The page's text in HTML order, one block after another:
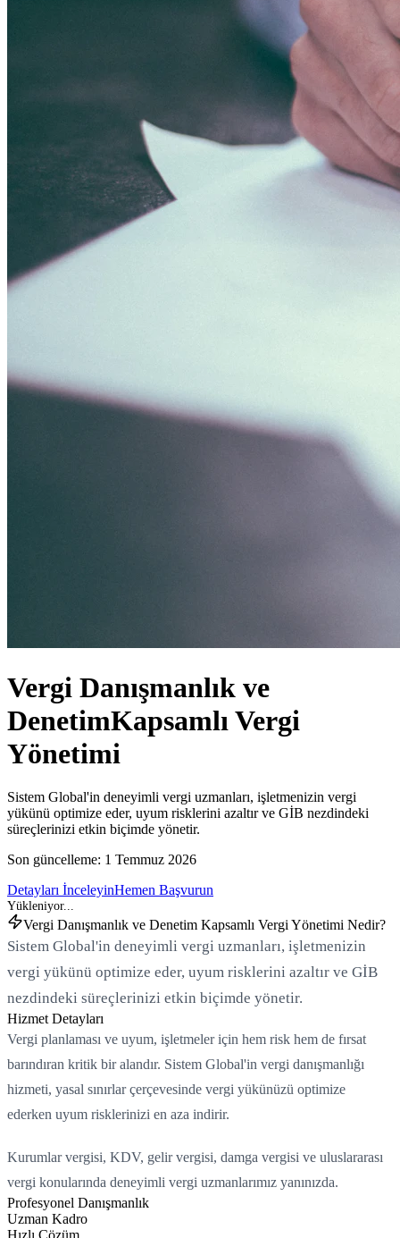
Vergi Danışmanlık ve
DenetimKapsamlı Vergi
Yönetimi
Sistem Global'in deneyimli vergi uzmanları, işletmenizin vergi
yükünü optimize eder, uyum risklerini azaltır ve GİB nezdindeki
süreçlerinizi etkin biçimde yönetir.
Son güncelleme: 1 Temmuz 2026
Detayları İnceleyinHemen Başvurun
Vergi Danışmanlık ve Denetim Kapsamlı Vergi Yönetimi Nedir?
Sistem Global'in deneyimli vergi uzmanları, işletmenizin
vergi yükünü optimize eder, uyum risklerini azaltır ve GİB
nezdindeki süreçlerinizi etkin biçimde yönetir.
Hizmet Detayları
Vergi planlaması ve uyum, işletmeler için hem risk hem de fırsat
barındıran kritik bir alandır. Sistem Global'in vergi danışmanlığı
hizmeti, yasal sınırlar çerçevesinde vergi yükünüzü optimize
ederken uyum risklerinizi en aza indirir.
Kurumlar vergisi, KDV, gelir vergisi, damga vergisi ve uluslararası
vergi konularında deneyimli vergi uzmanlarımız yanınızda.
Profesyonel Danışmanlık
Uzman Kadro